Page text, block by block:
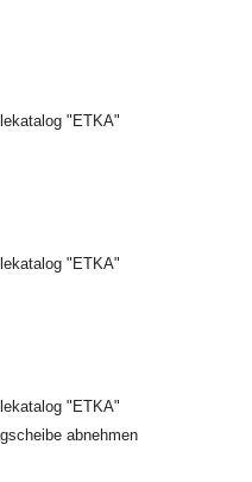
"ETKA"
"ETKA"
"ETKA"
abnehmen